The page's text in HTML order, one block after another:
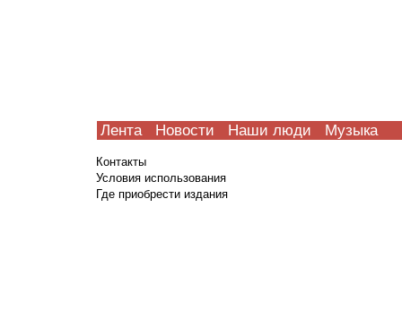
Лента Новости Наши люди Музыка
Контакты
Условия использования
Где приобрести издания